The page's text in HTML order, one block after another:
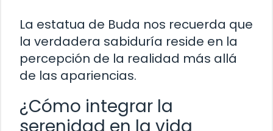
La estatua de Buda nos recuerda que
la verdadera sabiduría reside en la
percepción de la realidad más allá
de las apariencias.
¿Cómo integrar la